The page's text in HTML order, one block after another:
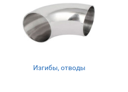
Изгибы, отводы